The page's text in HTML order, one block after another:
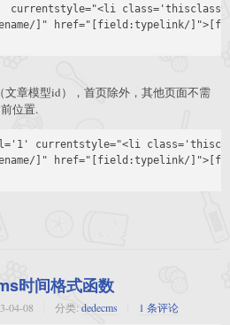
currentstyle="<li
]" href="[field:typelink/
文章模型id），首页除外，其他页面不需
位置.
currentstyle="<li
]" href="[field:typelink/
时间格式函数
04-08 分类: dedecms 1 条评论